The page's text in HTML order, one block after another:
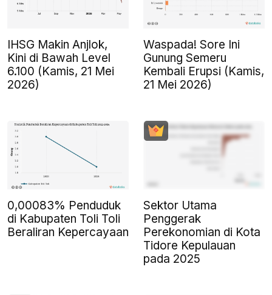
IHSG Makin Anjlok,
Kini di Bawah Level
6.100 (Kamis, 21 Mei
2026)
Waspada! Sore Ini
Gunung Semeru
Kembali Erupsi (Kamis,
21 Mei 2026)
0,00083% Penduduk
di Kabupaten Toli Toli
Beraliran Kepercayaan
Sektor Utama
Penggerak
Perekonomian di Kota
Tidore Kepulauan
pada 2025